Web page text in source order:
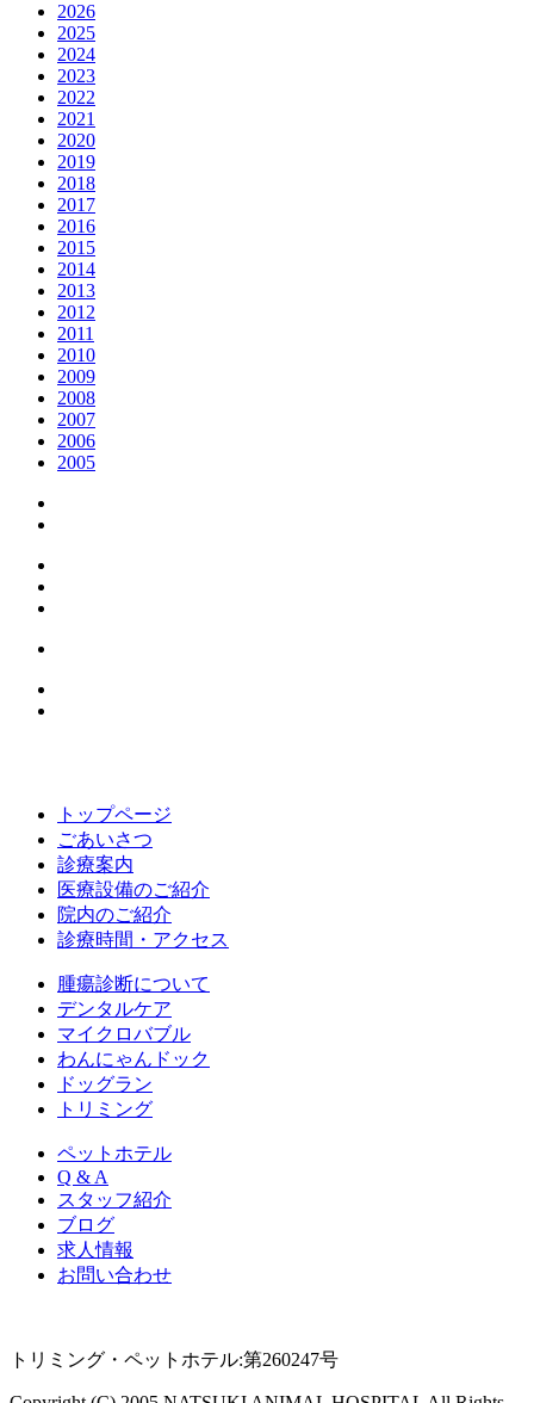
2026
2025
2024
2023
2022
2021
2020
2019
2018
2017
2016
2015
2014
2013
2012
2011
2010
2009
2008
2007
2006
2005
トップページ
ごあいさつ
診療案内
医療設備のご紹介
院内のご紹介
診療時間・アクセス
腫瘍診断について
デンタルケア
マイクロバブル
わんにゃんドック
ドッグラン
トリミング
ペットホテル
Q & A
スタッフ紹介
ブログ
求人情報
お問い合わせ
トリミング・ペットホテル:第260247号